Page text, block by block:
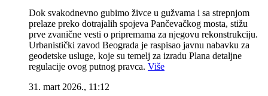
Dok svakodnevno gubimo živce u gužvama i sa strepnjom
prelaze preko dotrajalih spojeva Pančevačkog mosta, stižu
prve zvanične vesti o pripremama za njegovu rekonstrukciju.
Urbanistički zavod Beograda je raspisao javnu nabavku za
geodetske usluge, koje su temelj za izradu Plana detaljne
regulacije ovog putnog pravca. Više
31. mart 2026., 11:12